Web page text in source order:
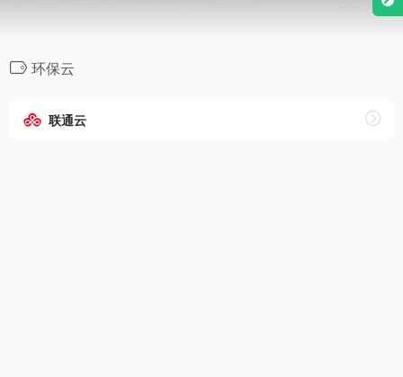
环保云
联通云